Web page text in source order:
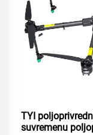
TYI
suvremenu